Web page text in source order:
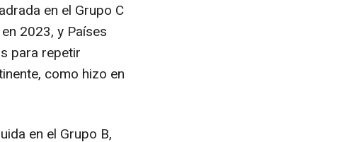
en el Grupo C
2023, y Países
para repetir
como hizo en
en el Grupo B,